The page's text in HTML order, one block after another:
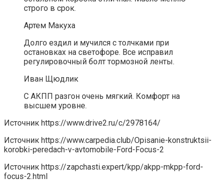
строго в срок.
Артем Макуха
Долго ездил и мучился с толчками при
остановках на светофоре. Все исправил
регулировочный болт тормозной ленты.
Иван Щюдлик
С АКПП разгон очень мягкий. Комфорт на
высшем уровне.
Источник https://www.drive2.ru/c/2978164/
Источник https://www.carpedia.club/Opisanie-konstruktsii-
korobki-peredach-v-avtomobile-Ford-Focus-2
Источник https://zapchasti.expert/kpp/akpp-mkpp-ford-
focus-2.html